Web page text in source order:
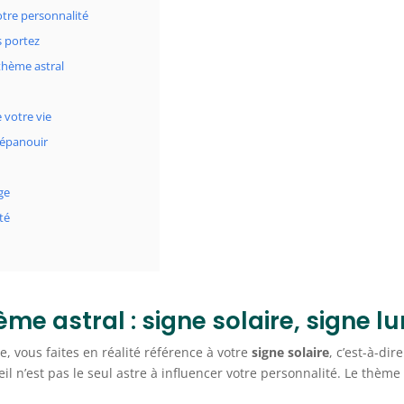
personnalité
portez
astral
votre vie
astral : signe solaire, signe
vous faites en réalité référence à votresigne solaire, c’est-à-
n’est pas le seul astre à influencer votre personnalité. Le